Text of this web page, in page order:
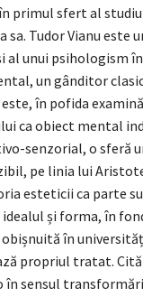
primul sfert al
sa. Tudor Vianu
al unui psihologism
un gânditor
în pofida
ca obiect mental
senzorial, o sferă
pe linia lui
esteticii ca parte
și forma, în
în
propriul tratat.
în sensul